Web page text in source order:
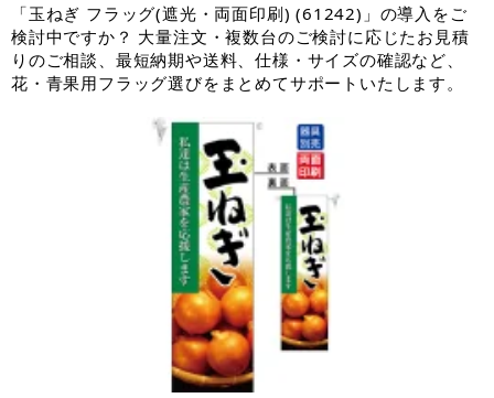
「玉ねぎ フラッグ(遮光・両面印刷) (61242)」の導入をご
検討中ですか？ 大量注文・複数台のご検討に応じたお見積
りのご相談、最短納期や送料、仕様・サイズの確認など、
花・青果用フラッグ選びをまとめてサポートいたします。